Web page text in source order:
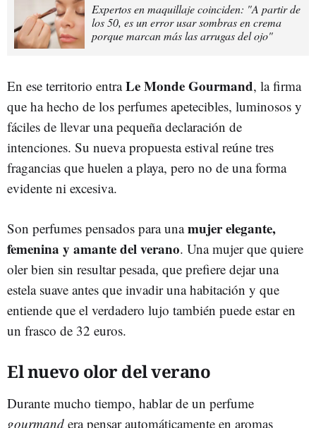
Expertos en maquillaje coinciden: "A partir de
los 50, es un error usar sombras en crema
porque marcan más las arrugas del ojo"
En ese territorio entraLe Monde Gourmand, la firma
que ha hecho de los perfumes apetecibles, luminosos y
fáciles de llevar una pequeña declaración de
intenciones. Su nueva propuesta estival reúne tres
fragancias que huelen a playa, pero no de una forma
evidente ni excesiva.
Son perfumes pensados para unamujer elegante,
femenina y amante del verano. Una mujer que quiere
oler bien sin resultar pesada, que prefiere dejar una
estela suave antes que invadir una habitación y que
entiende que el verdadero lujo también puede estar en
un frasco de 32 euros.
El nuevo olor del verano
Durante mucho tiempo, hablar de un perfume
gourmand era pensar automáticamente en aromas